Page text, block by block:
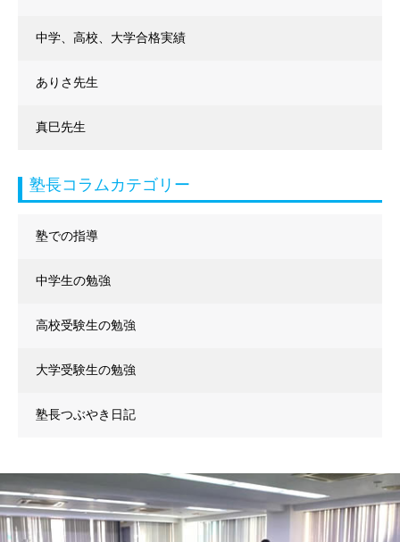
中学、高校、大学合格実績
ありさ先生
真巳先生
塾長コラムカテゴリー
塾での指導
中学生の勉強
高校受験生の勉強
大学受験生の勉強
塾長つぶやき日記